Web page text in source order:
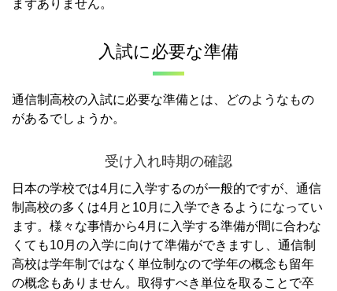
まずありません。
入試に必要な準備
通信制高校の入試に必要な準備とは、どのようなもの
があるでしょうか。
受け入れ時期の確認
日本の学校では4月に入学するのが一般的ですが、通信
制高校の多くは4月と10月に入学できるようになってい
ます。 様々な事情から4月に入学する準備が間に合わな
くても10月の入学に向けて準備ができますし、通信制
高校は学年制ではなく単位制なので学年の概念も留年
の概念もありません。 取得すべき単位を取ることで卒